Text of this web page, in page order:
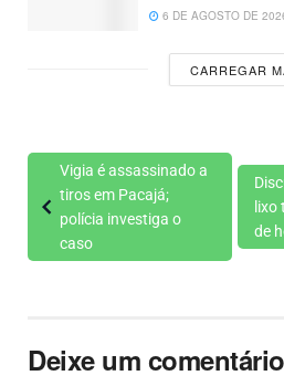
6 DE AGOSTO DE
CARREGAR
Vigia é assassinado a
tiros em Pacajá;
polícia investiga o
caso
lixo
de
Deixe um comentário